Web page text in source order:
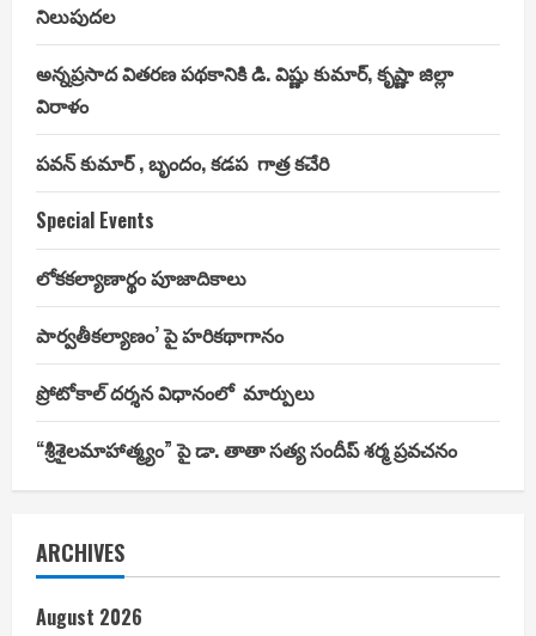
నిలుపుదల
అన్నప్రసాద వితరణ పథకానికి డి. విష్ణు కుమార్, కృష్ణా జిల్లా
విరాళం
పవన్ కుమార్ , బృందం, కడప గాత్ర కచేరి
Special Events
లోకకల్యాణార్థం పూజాదికాలు
పార్వతీకల్యాణం’ పై హరికథాగానం
ప్రోటోకాల్ దర్శన విధానంలో మార్పులు
“శ్రీశైలమాహాత్మ్యం” పై డా. తాతా సత్య సందీప్ శర్మ ప్రవచనం
ARCHIVES
August 2026